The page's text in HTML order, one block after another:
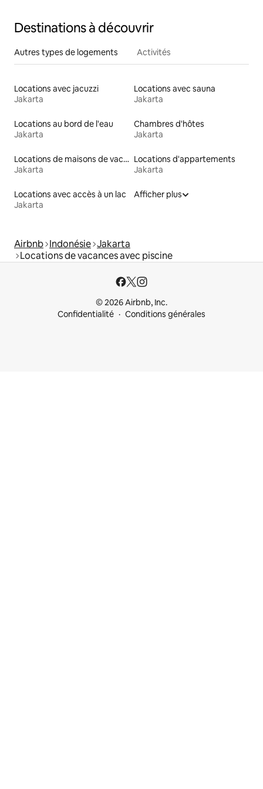
Destinations à découvrir
Autres types de logements Activités
Locations avec jacuzzi
Jakarta
Locations avec sauna
Jakarta
Locations au bord de l'eau
Jakarta
Chambres d'hôtes
Jakarta
Locations de maisons de vacances
Jakarta
Locations d'appartements
Jakarta
Locations avec accès à un lac
Jakarta
Afficher plus
Airbnb Indonésie Jakarta
Locations de vacances avec piscine
© 2026 Airbnb, Inc.
Confidentialité
Conditions générales